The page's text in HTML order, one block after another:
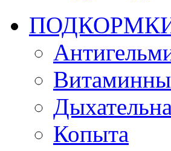
Копыта